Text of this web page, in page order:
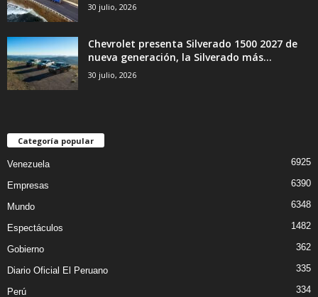
30 julio, 2026
Chevrolet presenta Silverado 1500 2027 de
nueva generación, la Silverado más...
30 julio, 2026
Categoría popular
Venezuela 6925
Empresas 6390
Mundo 6348
Espectáculos 1482
Gobierno 362
Diario Oficial El Peruano 335
Perú 334